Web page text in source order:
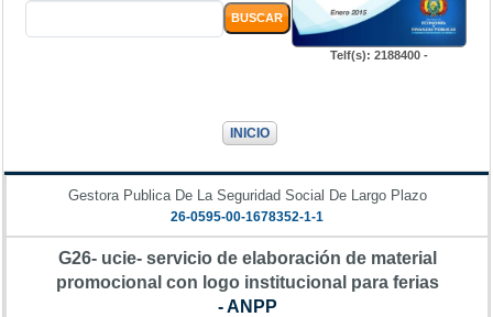
Telf(s): 2188400 -
INICIO
Gestora Publica De La Seguridad Social De Largo Plazo
26-0595-00-1678352-1-1
G26- ucie- servicio de elaboración de material
promocional con logo institucional para ferias
- ANPP